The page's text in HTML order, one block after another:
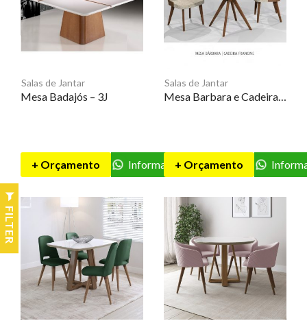
Salas de Jantar
Mesa Badajós – 3J
+ Orçamento Informações
Salas de Jantar
Mesa Barbara e Cadeiras Francine – MT
+ Orçamento
FILTER